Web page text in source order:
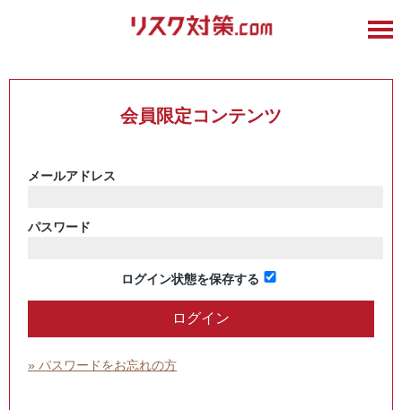
会員限定コンテンツ
メールアドレス
パスワード
ログイン状態を保存する
» パスワードをお忘れの方